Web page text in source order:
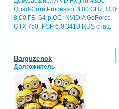
Quad-Core Processor 3,80 GHz, ОЗУ
8,00 ГБ, 64-р.ОС; NVIDIA GeForce
GTX 750; PSP 6.0.3410 RUS стац.
Barguzenok
Долгожитель